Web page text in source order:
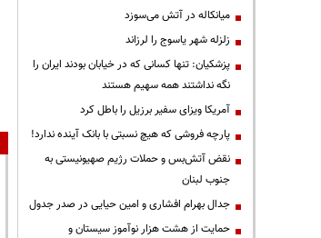
میانکاله در آتش می‌سوزد
زلزله شهر یاسوج را لرزاند
پزشکیان: تنها کسانی که در خیابان بودند ایران را
نگه نداشتند همه سهیم هستند
آمریکا ویزای سفیر برزیل را باطل کرد
پارچه فروشی که هیچ نسبتی با بانک آینده ندارد!
نقض آتش‌بس و حملات رژیم صهیونیستی به
جنوب لبنان
جدال بهرام افشاری و امین حیایی در صدر جدول
حمایت از هشت هزار نوآموز سیستان و